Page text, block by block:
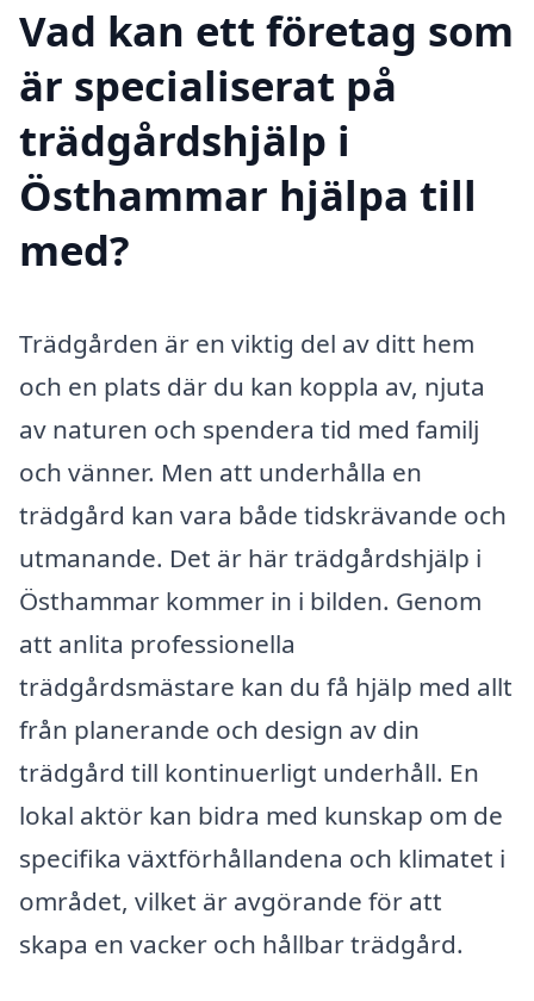
Vad kan ett företag som
är specialiserat på
trädgårdshjälp i
Östhammar hjälpa till
med?
Trädgården är en viktig del av ditt hem
och en plats där du kan koppla av, njuta
av naturen och spendera tid med familj
och vänner. Men att underhålla en
trädgård kan vara både tidskrävande och
utmanande. Det är här trädgårdshjälp i
Östhammar kommer in i bilden. Genom
att anlita professionella
trädgårdsmästare kan du få hjälp med allt
från planerande och design av din
trädgård till kontinuerligt underhåll. En
lokal aktör kan bidra med kunskap om de
specifika växtförhållandena och klimatet i
området, vilket är avgörande för att
skapa en vacker och hållbar trädgård.